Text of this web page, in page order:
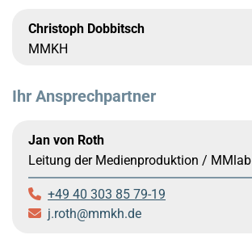
Christoph Dobbitsch
MMKH
Ihr Ansprechpartner
Jan von Roth
Leitung der Medienproduktion / MMlab
+49 40 303 85 79-19
j.roth
mmkh.de